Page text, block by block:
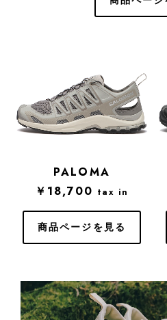
PALOMA
￥18,700 tax in
商品ページを見る